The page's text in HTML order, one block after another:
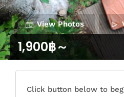
View Photos
1,900฿～
Click button below to